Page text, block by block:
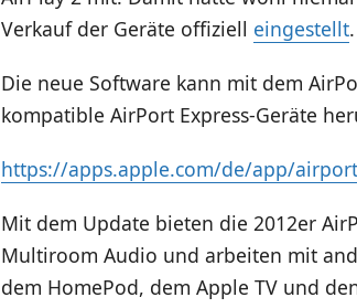
Verkauf der Geräte offiziell eingestellt.
Die neue Software kann mit dem
kompatible AirPort Express-Geräte
https://apps.apple.com/de/app/
Mit dem Update bieten die 2012er
Multiroom Audio und arbeiten mit
dem HomePod, dem Apple TV und